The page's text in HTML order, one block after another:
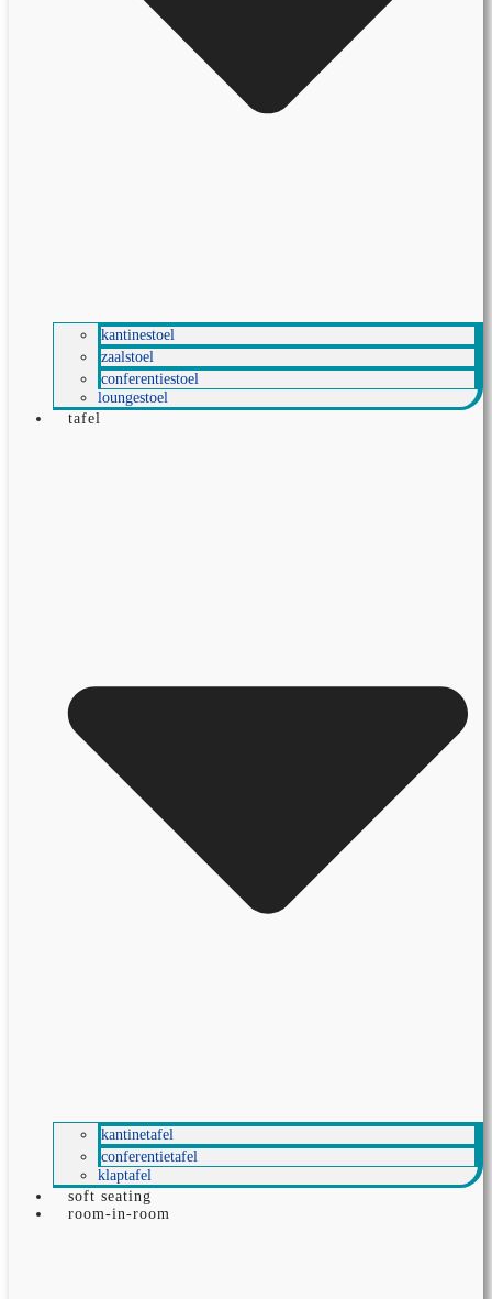
kantinestoel
zaalstoel
conferentiestoel
loungestoel
tafel
kantinetafel
conferentietafel
klaptafel
soft seating
room-in-room